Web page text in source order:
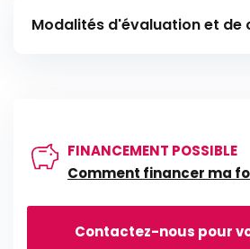
Modalités d'évaluation et
individualisé, cependant des
collectifs ponctuels pourront
entre l’accompagnateur et le
FINANCEMENT POSSIBLE
Comment financer ma
Contactez-nous pour